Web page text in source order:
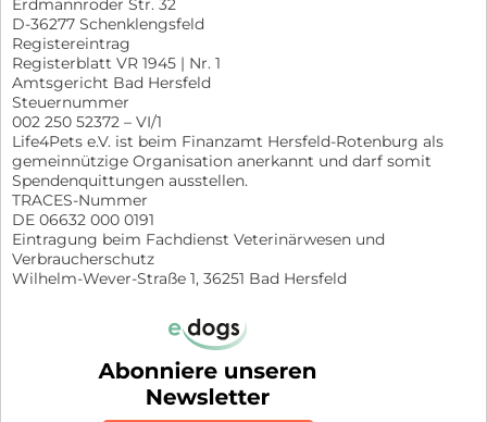
Erdmannroder Str. 32
D-36277 Schenklengsfeld
Registereintrag
Registerblatt VR 1945 | Nr. 1
Amtsgericht Bad Hersfeld
Steuernummer
002 250 52372 – VI/1
Life4Pets e.V. ist beim Finanzamt Hersfeld-Rotenburg als
gemeinnützige Organisation anerkannt und darf somit
Spendenquittungen ausstellen.
TRACES-Nummer
DE 06632 000 0191
Eintragung beim Fachdienst Veterinärwesen und
Verbraucherschutz
Wilhelm-Wever-Straße 1, 36251 Bad Hersfeld